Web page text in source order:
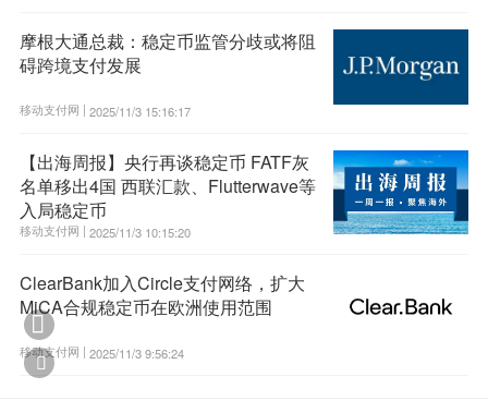
摩根大通总裁：稳定币监管分歧或将阻
碍跨境支付发展
移动支付网 | 2025/11/3 15:16:17
【出海周报】央行再谈稳定币 FATF灰
名单移出4国 西联汇款、Flutterwave等
入局稳定币
移动支付网 | 2025/11/3 10:15:20
ClearBank加入Circle支付网络，扩大
MiCA合规稳定币在欧洲使用范围
移动支付网 | 2025/11/3 9:56:24

